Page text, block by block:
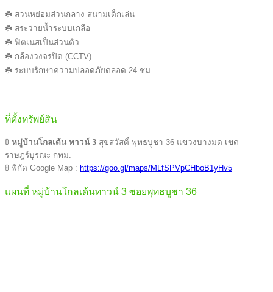
☘️ สวนหย่อมส่วนกลาง สนามเด็กเล่น
☘️ สระว่ายน้ำระบบเกลือ
☘️ ฟิตเนสเป็นส่วนตัว
☘️ กล้องวงจรปิด (CCTV)
☘️ ระบบรักษาความปลอดภัยตลอด 24 ชม.
ที่ตั้งทรัพย์สิน
🚦 หมู่บ้านโกลเด้น ทาวน์ 3 สุขสวัสดิ์-พุทธบูชา 36 แขวงบางมด เขต
ราษฎร์บูรณะ กทม.
🚦 พิกัด Google Map : https://goo.gl/maps/MLfSPVpCHboB1yHv5
แผนที่ หมู่บ้านโกลเด้นทาวน์ 3 ซอยพุทธบูชา 36